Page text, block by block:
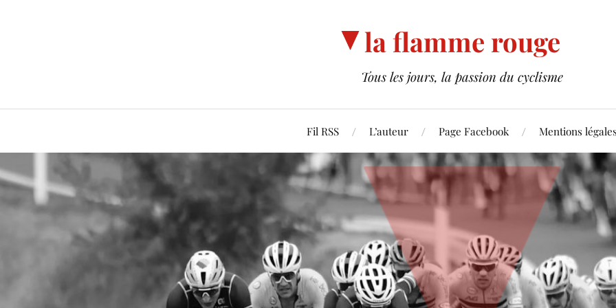
la flamme rouge
Tous les jours, la passion du cyclisme
Fil RSS L’auteur Page Facebook Mentions